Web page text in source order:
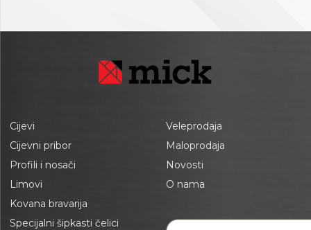
Cijevi
Cijevni pribor
Profili i nosači
Limovi
Kovana bravarija
Specijalni šipkasti čelici
Veleprodaja
Maloprodaja
Novosti
O nama